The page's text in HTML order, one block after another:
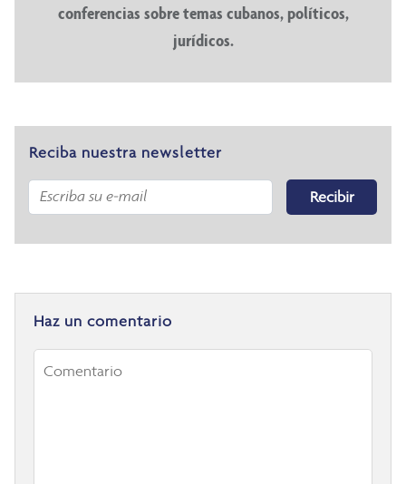
conferencias sobre temas cubanos, políticos,
jurídicos.
Reciba nuestra newsletter
Recibir
Haz un comentario